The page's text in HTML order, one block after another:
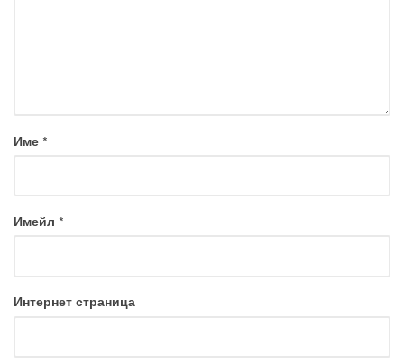
Име *
Имейл *
Интернет страница